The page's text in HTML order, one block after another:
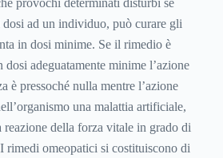
provochi determinati disturbi se
ad un individuo, può curare gli
in dosi minime. Se il rimedio è
dosi adeguatamente minime l’azione
è pressoché nulla mentre l’azione
una malattia artificiale,
reazione della forza vitale in grado di
rimedi omeopatici si costituiscono di